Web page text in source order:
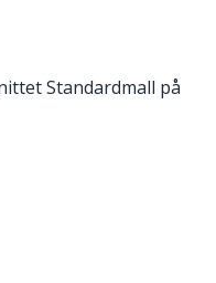
Standardmall på